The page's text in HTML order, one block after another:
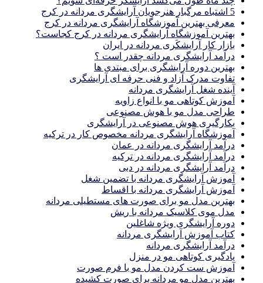
5 اشتباه مرگبار هنرجویان آرایشگری مردانه در کرج
معرفی بهترین آموزشگاه آرایشگری مردانه در کرج
بهترین آموزشگاه آرایشگری مردانه در کرج کجاست؟
بازار كار آرايشكَرى مردانه در ايران
درآمد آرایشگری مردانه چقدر است ؟
بهترین دوره آرایشگری برای مبتدی ها
تفاوت مدرک آزاد و فنی حرفه ای آرایشگری
آینده شغل آرایشگری مردانه
آموزش کوتاهی مو با انواع زاویه
طراحی مدل مو با هوش مصنوعی
بکارگیری هوش مصنوعی در آرایشگری
آموزشگاه آرایشگری مردانه مخصوص کار در ترکیه
درآمد آرایشگری مردانه در عمان
درآمد آرایشگری مردانه در ترکیه
درآمد آرایشگری مردانه در دبی
آموزش آرایشگری مردانه با تضمین شغل
آموزش آرایشگری مردانه با اقساط
بهترین مدل مو برای صورت های مستطیلی مردانه
مدل موی کلاسیک مردانه با ریش
دوره آرایشگری ویژه شاغلین
کتاب آموزش آرایشگری مردانه
درآمد آرایشگری مردانه
یادگیری كوتاهى مو در منزل
آموزش ست كردن مدل مو با فرم صورت
بهترین مدل مو مردانه برای صورت کشیده